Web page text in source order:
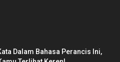
Dalam Bahasa Perancis Ini,